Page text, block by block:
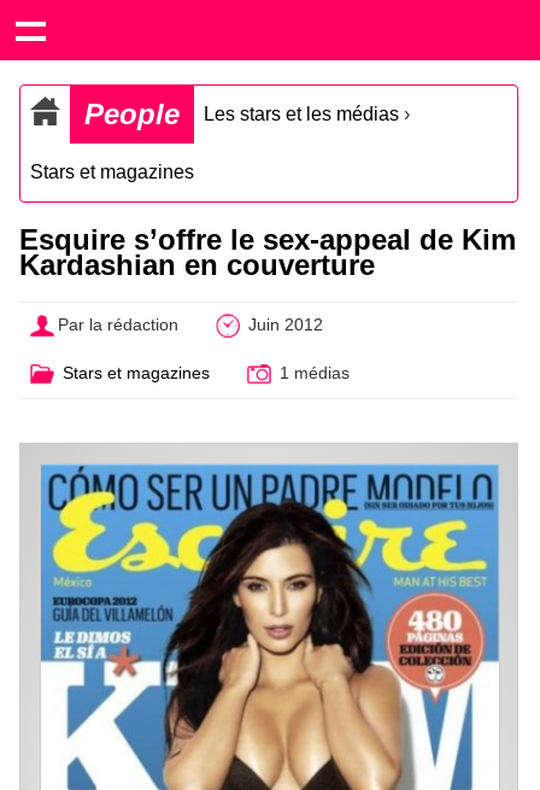
People Les stars et les médias ›
Stars et magazines
Esquire s’offre le sex-appeal de Kim
Kardashian en couverture
Par la rédaction Juin 2012
Stars et magazines 1 médias